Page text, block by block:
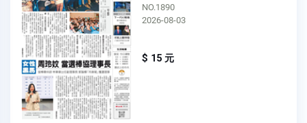
NO.1890
2026-08-03
$ 15 元